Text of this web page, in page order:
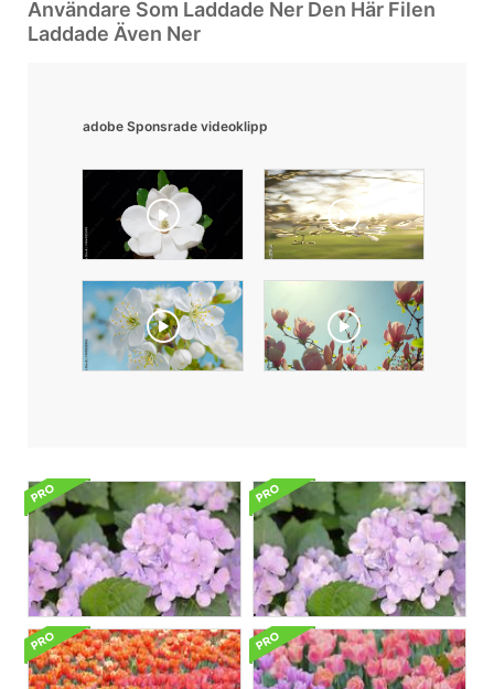
Användare Som Laddade Ner Den Här Filen
Laddade Även Ner
adobe Sponsrade videoklipp